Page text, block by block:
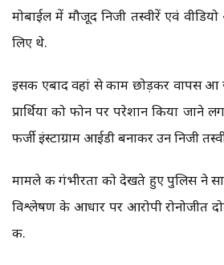
मोबाईल में मौजूद निजी तस्वीरें एवं
लिए थे.
इसक एबाद वहां से काम छोड़कर वापस आ
प्रार्थिया को फोन पर परेशान किया जाने
फर्जी इंस्टाग्राम आईडी बनाकर उन निजी
मामले की गंभीरता को देखते हुए पुलिस ने
विश्लेषण के आधार पर आरोपी रोनोजीत
की.